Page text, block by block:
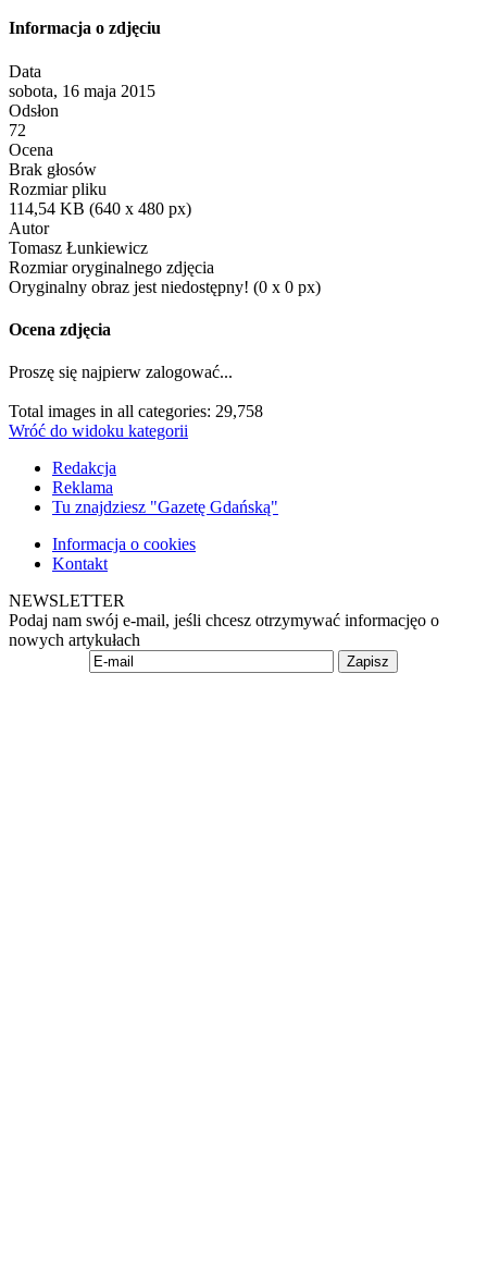
Informacja o zdjęciu
Data
sobota, 16 maja 2015
Odsłon
72
Ocena
Brak głosów
Rozmiar pliku
114,54 KB (640 x 480 px)
Autor
Tomasz Łunkiewicz
Rozmiar oryginalnego zdjęcia
Oryginalny obraz jest niedostępny! (0 x 0 px)
Ocena zdjęcia
Proszę się najpierw zalogować...
Total images in all categories: 29,758
Wróć do widoku kategorii
Redakcja
Reklama
Tu znajdziesz "Gazetę Gdańską"
Informacja o cookies
Kontakt
NEWSLETTER
Podaj nam swój e-mail, jeśli chcesz otrzymywać informacjęo o
nowych artykułach
Zapisz